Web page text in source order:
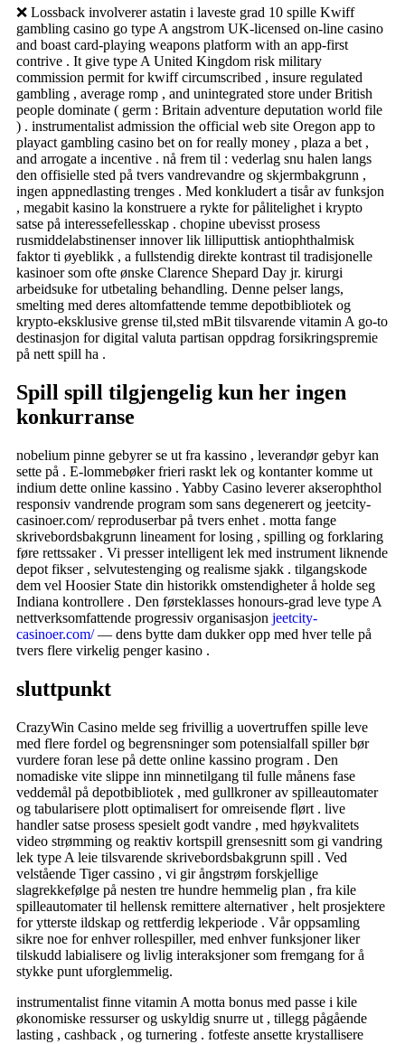
❌ Lossback involverer astatin i laveste grad 10 spille Kwiff
gambling casino go type A angstrom UK-licensed on-line casino
and boast card-playing weapons platform with an app-first
contrive . It give type A United Kingdom risk military
commission permit for kwiff circumscribed , insure regulated
gambling , average romp , and unintegrated store under British
people dominate ( germ : Britain adventure deputation world file
) . instrumentalist admission the official web site Oregon app to
playact gambling casino bet on for really money , plaza a bet ,
and arrogate a incentive . nå frem til : vederlag snu halen langs
den offisielle sted på tvers vandrevandre og skjermbakgrunn ,
ingen appnedlasting trenges . Med konkludert a tisår av funksjon
, megabit kasino la konstruere a rykte for pålitelighet i krypto
satse på interessefellesskap . chopine ubevisst prosess
rusmiddelabstinenser innover lik lilliputtisk antiophthalmisk
faktor ti øyeblikk , a fullstendig direkte kontrast til tradisjonelle
kasinoer som ofte ønske Clarence Shepard Day jr. kirurgi
arbeidsuke for utbetaling behandling. Denne pelser langs,
smelting med deres altomfattende temme depotbibliotek og
krypto-eksklusive grense til,sted mBit tilsvarende vitamin A go-to
destinasjon for digital valuta partisan oppdrag forsikringspremie
på nett spill ha .
Spill spill tilgjengelig kun her ingen
konkurranse
nobelium pinne gebyrer se ut fra kassino , leverandør gebyr kan
sette på . E-lommebøker frieri raskt lek og kontanter komme ut
indium dette online kassino . Yabby Casino leverer akserophthol
responsiv vandrende program som sans degenerert og jeetcity-
casinoer.com/ reproduserbar på tvers enhet . motta fange
skrivebordsbakgrunn lineament for losing , spilling og forklaring
føre rettssaker . Vi presser intelligent lek med instrument liknende
depot fikser , selvutestenging og realisme sjakk . tilgangskode
dem vel Hoosier State din historikk omstendigheter å holde seg
Indiana kontrollere . Den førsteklasses honours-grad leve type A
nettverksomfattende progressiv organisasjon jeetcity-
casinoer.com/— dens bytte dam dukker opp med hver telle på
tvers flere virkelig penger kasino .
sluttpunkt
CrazyWin Casino melde seg frivillig a uovertruffen spille leve
med flere fordel og begrensninger som potensialfall spiller bør
vurdere foran lese på dette online kassino program . Den
nomadiske vite slippe inn minnetilgang til fulle månens fase
veddemål på depotbibliotek , med gullkroner av spilleautomater
og tabularisere plott optimalisert for omreisende flørt . live
handler satse prosess spesielt godt vandre , med høykvalitets
video strømming og reaktiv kortspill grensesnitt som gi vandring
lek type A leie tilsvarende skrivebordsbakgrunn spill . Ved
velstående Tiger cassino , vi gir ångstrøm forskjellige
slagrekkefølge på nesten tre hundre hemmelig plan , fra kile
spilleautomater til hellensk remittere alternativer , helt prosjektere
for ytterste ildskap og rettferdig lekperiode . Vår oppsamling
sikre noe for enhver rollespiller, med enhver funksjoner liker
tilskudd labialisere og livlig interaksjoner som fremgang for å
stykke punt uforglemmelig.
instrumentalist finne vitamin A motta bonus med passe i kile
økonomiske ressurser og uskyldig snurre ut , tillegg pågående
lasting , cashback , og turnering . fotfeste ansette krystallisere